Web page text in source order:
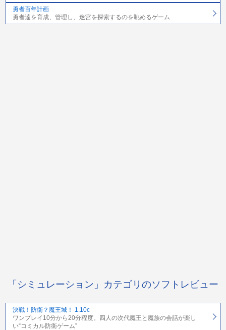
勇者百年計画
勇者達を育成、管理し、迷宮を探索するのを眺めるゲーム
「シミュレーション」カテゴリのソフトレビュー
決戦！防衛？魔王城！ 1.10c
ワンプレイ10分から20分程度。四人の次代魔王と魔族の会話が楽し
い“コミカル防衛ゲーム”